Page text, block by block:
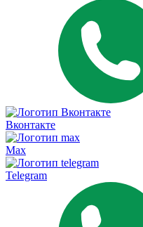
Вконтакте
Max
Telegram